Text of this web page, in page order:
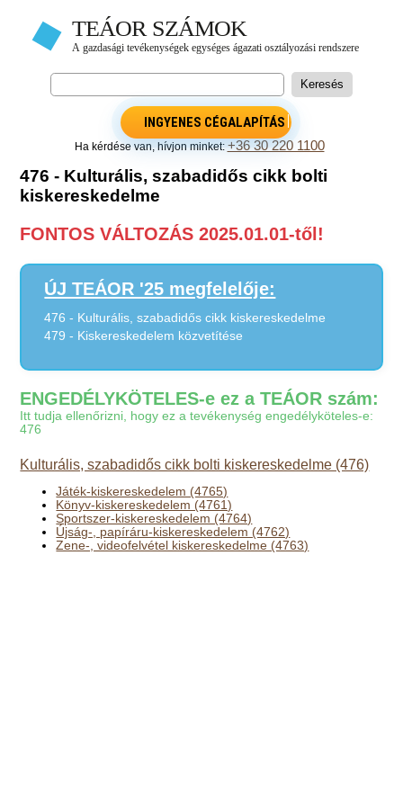
INGYENES CÉGALAPÍTÁS
Ha kérdése van, hívjon minket:+36 30 220 1100
476 - Kulturális, szabadidős cikk bolti
kiskereskedelme
FONTOS VÁLTOZÁS 2025.01.01-től!
ÚJ TEÁOR '25 megfelelője:
476 - Kulturális, szabadidős cikk kiskereskedelme
479 - Kiskereskedelem közvetítése
ENGEDÉLYKÖTELES-e ez a TEÁOR szám:
Itt tudja ellenőrizni, hogy ez a tevékenység engedélyköteles-e:
476
Kulturális, szabadidős cikk bolti kiskereskedelme (476)
Játék-kiskereskedelem (4765)
Könyv-kiskereskedelem (4761)
Sportszer-kiskereskedelem (4764)
Újság-, papíráru-kiskereskedelem (4762)
Zene-, videofelvétel kiskereskedelme (4763)